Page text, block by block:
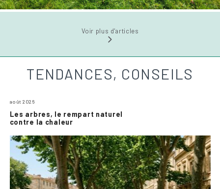
Voir plus d'articles
TENDANCES, CONSEILS
août 2026
Les arbres, le rempart naturel
contre la chaleur